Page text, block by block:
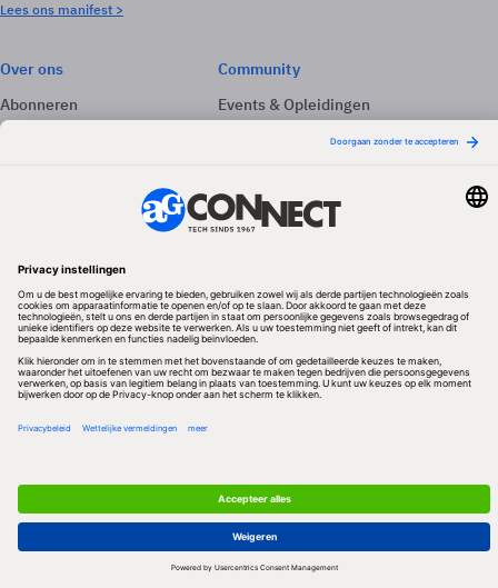
Lees ons manifest >
Over ons
Abonneren
Adverteren
Community
Events & Opleidingen
Volg ons
Redactionele partner
Algemene Voorwaarden & Copyrights